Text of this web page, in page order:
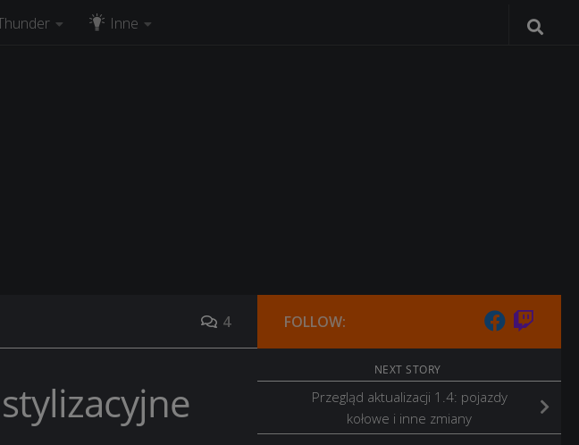
Inne
4 FOLLOW:
NEXT STORY
Przegląd aktualizacji 1.4: pojazdy
kołowe i inne zmiany